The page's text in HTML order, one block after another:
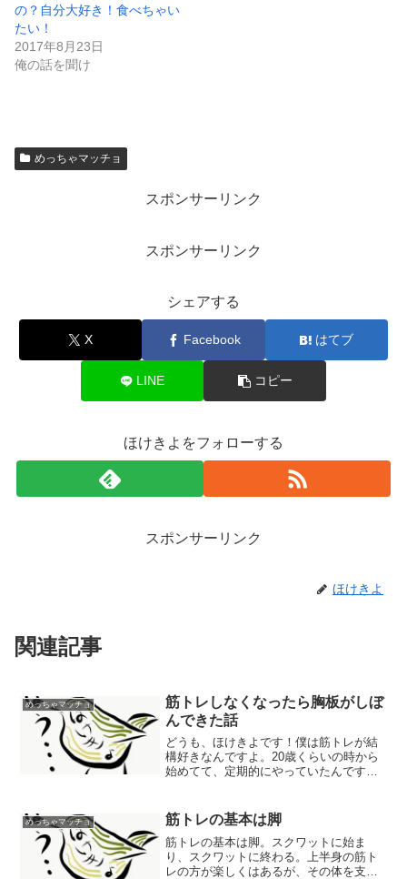
の？自分大好き！食べちゃい
たい！
2017年8月23日
俺の話を聞け
めっちゃマッチョ
スポンサーリンク
スポンサーリンク
シェアする
X Facebook はてブ
LINE コピー
ほけきよをフォローする
スポンサーリンク
ほけきよ
関連記事
めっちゃマッチョ
筋トレしなくなったら胸板がしぼ
んできた話
どうも、ほけきよです！僕は筋トレが結
構好きなんですよ。20歳くらいの時から
始めてて、定期的にやっていたんですよ
くらいでした。ただ、社会人になってか
ら頻度が減って...
めっちゃマッチョ 筋トレの基本は脚
筋トレの基本は脚。スクワットに始ま
り、スクワットに終わる。上半身の筋ト
レの方が楽しくはあるが、その体を支え